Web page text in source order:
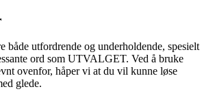
både utfordrende og underholdende, spesielt
ord som UTVALGET. Ved å bruke
ovenfor, håper vi at du vil kunne løse
glede.